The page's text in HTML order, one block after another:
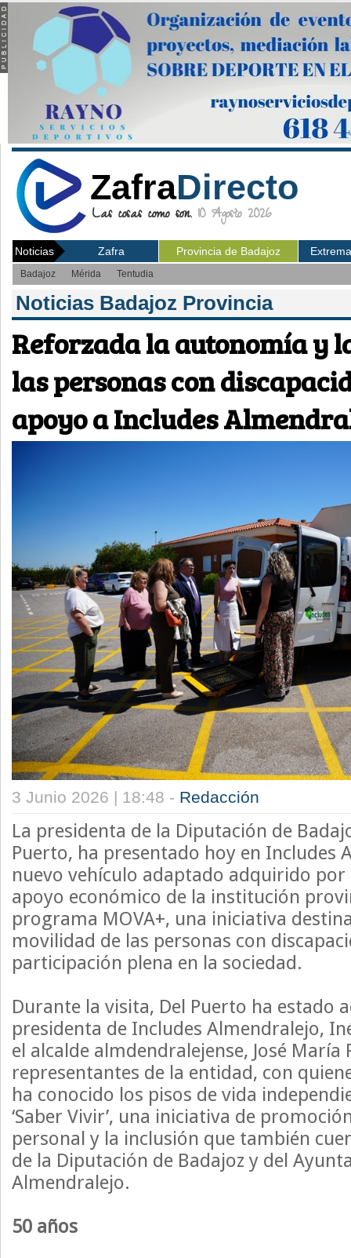
ZafraDirecto
Las cosas como son. 10 Agosto 2026
Noticias Zafra Provincia de Badajoz
Badajoz Mérida Tentudia
Noticias Badajoz Provincia
Reforzada la autonomía y
las personas con
apoyo a Includes
3 Junio 2026 | 18:48 - Redacción
La presidenta de la Diputación de
Puerto, ha presentado hoy en Includes
nuevo vehículo adaptado adquirido
apoyo económico de la institución
programa MOVA+, una iniciativa
movilidad de las personas con
participación plena en la sociedad.
Durante la visita, Del Puerto ha estado
presidenta de Includes Almendralejo,
el alcalde almdendralejense, José María
representantes de la entidad, con
ha conocido los pisos de vida
‘Saber Vivir’, una iniciativa de
personal y la inclusión que también
de la Diputación de Badajoz y del
Almendralejo.
50 años